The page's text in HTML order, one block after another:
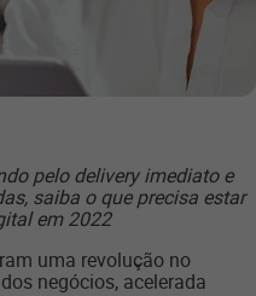
pelo delivery imediato e
saiba o que precisa estar
em 2022
uma revolução no
negócios, acelerada